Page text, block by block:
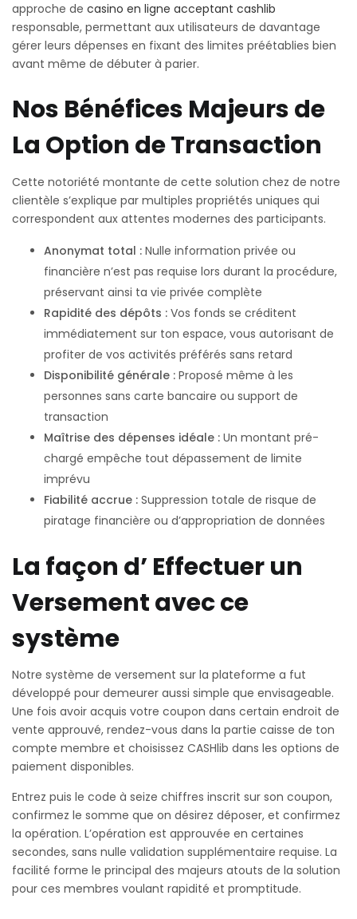
approche de casino en ligne acceptant cashlib
responsable, permettant aux utilisateurs de davantage
gérer leurs dépenses en fixant des limites préétablies bien
avant même de débuter à parier.
Nos Bénéfices Majeurs de
La Option de Transaction
Cette notoriété montante de cette solution chez de notre
clientèle s’explique par multiples propriétés uniques qui
correspondent aux attentes modernes des participants.
Anonymat total : Nulle information privée ou
financière n’est pas requise lors durant la procédure,
préservant ainsi ta vie privée complète
Rapidité des dépôts : Vos fonds se créditent
immédiatement sur ton espace, vous autorisant de
profiter de vos activités préférés sans retard
Disponibilité générale : Proposé même à les
personnes sans carte bancaire ou support de
transaction
Maîtrise des dépenses idéale : Un montant pré-
chargé empêche tout dépassement de limite
imprévu
Fiabilité accrue : Suppression totale de risque de
piratage financière ou d’appropriation de données
La façon d’ Effectuer un
Versement avec ce
système
Notre système de versement sur la plateforme a fut
développé pour demeurer aussi simple que envisageable.
Une fois avoir acquis votre coupon dans certain endroit de
vente approuvé, rendez-vous dans la partie caisse de ton
compte membre et choisissez CASHlib dans les options de
paiement disponibles.
Entrez puis le code à seize chiffres inscrit sur son coupon,
confirmez le somme que on désirez déposer, et confirmez
la opération. L’opération est approuvée en certaines
secondes, sans nulle validation supplémentaire requise. La
facilité forme le principal des majeurs atouts de la solution
pour ces membres voulant rapidité et promptitude.